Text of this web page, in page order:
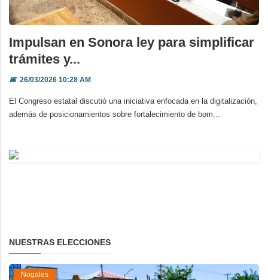
Impulsan en Sonora ley para simplificar
trámites y...
📅26/03/2026 10:28 AM
El Congreso estatal discutió una iniciativa enfocada en la digitalización,
además de posicionamientos sobre fortalecimiento de bom...
NUESTRAS ELECCIONES
Nogales